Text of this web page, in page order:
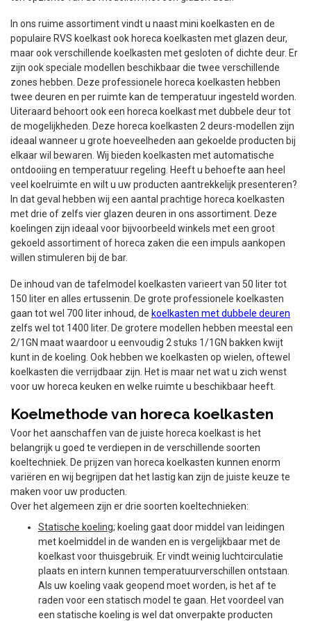
In ons ruime assortiment vindt u naast mini koelkasten en de
populaire RVS koelkast ook horeca koelkasten met glazen deur,
maar ook verschillende koelkasten met gesloten of dichte deur. Er
zijn ook speciale modellen beschikbaar die twee verschillende
zones hebben. Deze professionele horeca koelkasten hebben
twee deuren en per ruimte kan de temperatuur ingesteld worden.
Uiteraard behoort ook een horeca koelkast met dubbele deur tot
de mogelijkheden. Deze horeca koelkasten 2 deurs-modellen zijn
ideaal wanneer u grote hoeveelheden aan gekoelde producten bij
elkaar wil bewaren. Wij bieden koelkasten met automatische
ontdooiing en temperatuur regeling. Heeft u behoefte aan heel
veel koelruimte en wilt u uw producten aantrekkelijk presenteren?
In dat geval hebben wij een aantal prachtige horeca koelkasten
met drie of zelfs vier glazen deuren in ons assortiment. Deze
koelingen zijn ideaal voor bijvoorbeeld winkels met een groot
gekoeld assortiment of horeca zaken die een impuls aankopen
willen stimuleren bij de bar.
De inhoud van de tafelmodel koelkasten varieert van 50 liter tot
150 liter en alles ertussenin. De grote professionele koelkasten
gaan tot wel 700 liter inhoud, de koelkasten met dubbele deuren
zelfs wel tot 1400 liter. De grotere modellen hebben meestal een
2/1GN maat waardoor u eenvoudig 2 stuks 1/1GN bakken kwijt
kunt in de koeling. Ook hebben we koelkasten op wielen, oftewel
koelkasten die verrijdbaar zijn. Het is maar net wat u zich wenst
voor uw horeca keuken en welke ruimte u beschikbaar heeft.
Koelmethode van horeca koelkasten
Voor het aanschaffen van de juiste horeca koelkast is het
belangrijk u goed te verdiepen in de verschillende soorten
koeltechniek. De prijzen van horeca koelkasten kunnen enorm
variëren en wij begrijpen dat het lastig kan zijn de juiste keuze te
maken voor uw producten.
Over het algemeen zijn er drie soorten koeltechnieken:
Statische koeling; koeling gaat door middel van leidingen
met koelmiddel in de wanden en is vergelijkbaar met de
koelkast voor thuisgebruik. Er vindt weinig luchtcirculatie
plaats en intern kunnen temperatuurverschillen ontstaan.
Als uw koeling vaak geopend moet worden, is het af te
raden voor een statisch model te gaan. Het voordeel van
een statische koeling is wel dat onverpakte producten